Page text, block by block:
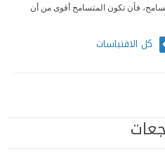
فأن تكون المتسامح أقوى من أن
كل الاقتباسات